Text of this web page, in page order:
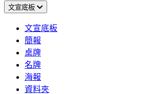
文宣底板
文宣底板
簡報
桌牌
名牌
海報
資料夾